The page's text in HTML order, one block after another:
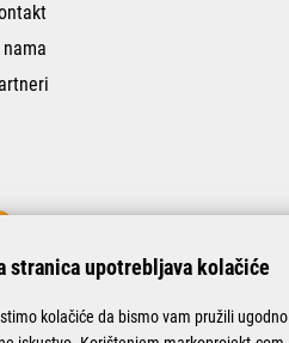
nama
stranica upotrebljava kolačiće
kolačiće da bismo vam pružili ugodno